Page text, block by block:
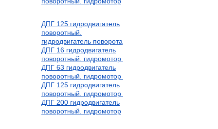
ДПГ 125 гидродвигатель
поворотный.
гидродвигатель поворота
ДПГ 16 гидродвигатель
поворотный. гидромотор
ДПГ 63 гидродвигатель
поворотный. гидромотор
ДПГ 125 гидродвигатель
поворотный. гидромотор
ДПГ 200 гидродвигатель
поворотный. гидромотор